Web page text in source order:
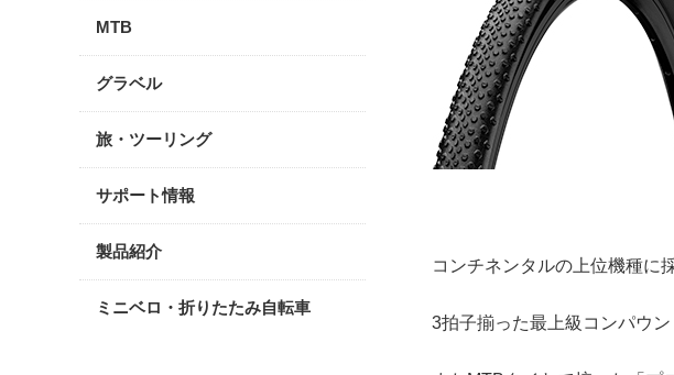
コンチネンタルの上位機種に
3拍子揃った最上級コンパウ
MTB
グラベル
旅・ツーリング
サポート情報
製品紹介
ミニベロ・折りたたみ自転車